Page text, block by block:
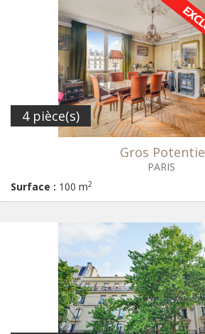
4 pièce(s)
Gros
PARIS
Surface : 100 m2